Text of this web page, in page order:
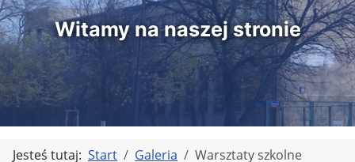
Witamy na naszej stronie
Jesteś tutaj: Start Galeria Warsztaty szkolne